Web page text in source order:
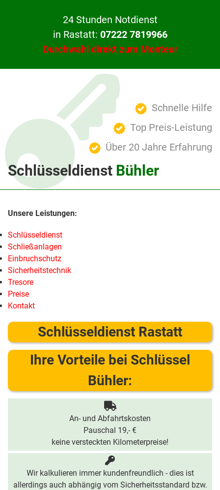
24 Stunden Notdienst
in Rastatt: 07222 7819966
Durchwahl direkt zum Monteur
Schnelle Hilfe
Top Preis-Leistung
Über 20 Jahre Erfahrung
Schlüsseldienst Bühler
Schlüsseldienst
Schließanlagen
Einbruchschutz
Sicherheitstechnik
Tresore
Preise
Kontakt
Schlüsseldienst Rastatt
Ihre Vorteile bei Schlüssel
Bühler:
An- und Abfahrtskosten
Pauschal 19,- €
keine versteckten Kilometerpreise!
Wir kalkulieren immer kundenfreundlich - dies ist
allerdings auch abhängig vom Sicherheitsstandard bzw.